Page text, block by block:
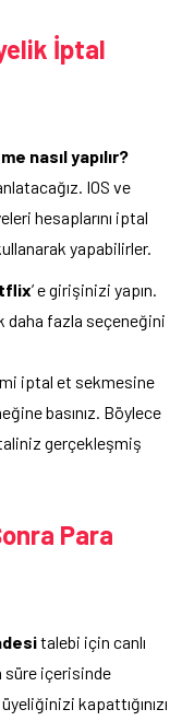
İptal
nasıl yapılır?
IOS ve
hesaplarını iptal
yapabilirler.
’ e girişinizi yapın.
daha fazla seçeneğini
iptal et sekmesine
basınız. Böylece
gerçekleşmiş
Para
talebi için canlı
süre içerisinde
kapattığınızı